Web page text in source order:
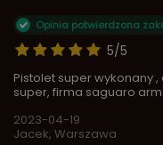
5/5
Opinia potwierdzona
Pistolet super wykonany
super, firma saguaro
2023-04-19
Jacek, Warszawa